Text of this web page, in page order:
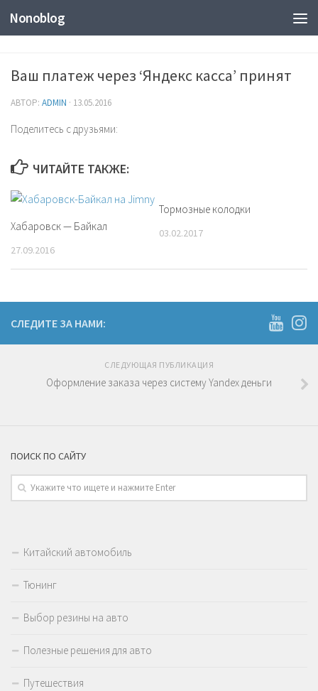
Nonoblog
Ваш платеж через ‘Яндекс касса’ принят
АВТОР: ADMIN · 13.05.2016
Поделитесь с друзьями:
ЧИТАЙТЕ ТАКЖЕ:
Хабаровск — Байкал
27.09.2016
Тормозные колодки
03.02.2017
СЛЕДИТЕ ЗА НАМИ:
СЛЕДУЮЩАЯ ПУБЛИКАЦИЯ
Оформление заказа через систему Yandex деньги
ПОИСК ПО САЙТУ
Китайский автомобиль
Тюнинг
Выбор резины на авто
Полезные решения для авто
Путешествия